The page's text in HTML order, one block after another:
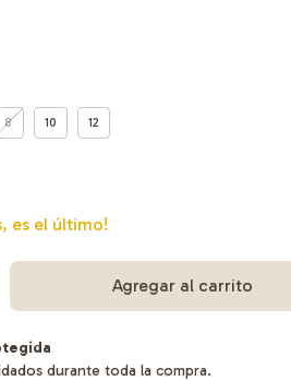
8 10 12
es el último!
durante toda la compra.